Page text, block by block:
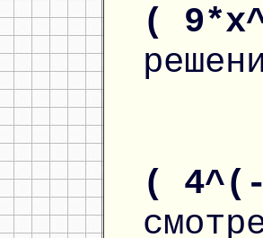
(
(